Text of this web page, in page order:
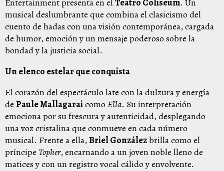
Entertainment presenta en elTeatro Coliseum. Un
musical deslumbrante que combina el clasicismo del
cuento de hadas con una visión contemporánea, cargada
de humor, emoción y un mensaje poderoso sobre la
bondad y la justicia social.
Un elenco estelar que conquista
El corazón del espectáculo late con la dulzura y energía
de Paule Mallagaraicomo Ella. Su interpretación
emociona por su frescura y autenticidad, desplegando
una voz cristalina que conmueve en cada número
musical. Frente a ella,Briel Gonzálezbrilla como el
príncipe Topher, encarnando a un joven noble lleno de
matices y con un registro vocal cálido y envolvente.